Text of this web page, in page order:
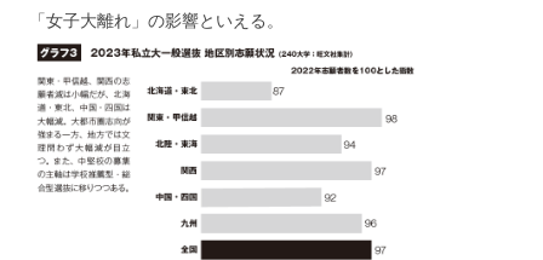
「女子大離れ」の影響といえる。